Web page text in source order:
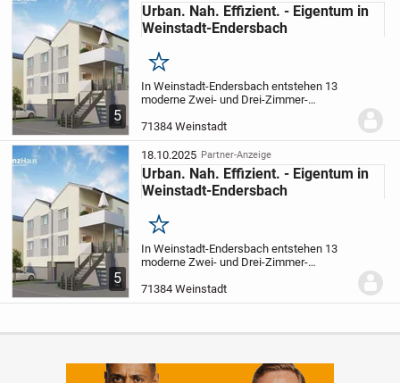
5
Urban. Nah. Effizient. - Eigentum in
Weinstadt-Endersbach
Merken
In Weinstadt-Endersbach entstehen 13
moderne Zwei- und Drei-Zimmer-
Gartenanteilen im Erdgeschoss sowie
großzügige Balkone im Obergeschoss.
Das Gebäude wird als...
71384 Weinstadt
5
18.10.2025 Partner-Anzeige
Urban. Nah. Effizient. - Eigentum in
Weinstadt-Endersbach
Merken
In Weinstadt-Endersbach entstehen 13
moderne Zwei- und Drei-Zimmer-
Gartenanteilen im Erdgeschoss sowie
großzügige Balkone im Obergeschoss.
71384 Weinstadt